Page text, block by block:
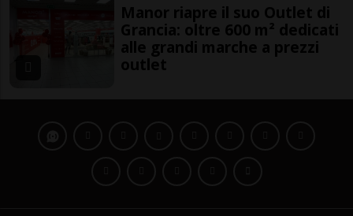
Manor riapre il suo Outlet di
Grancia: oltre 600 m² dedicati
alle grandi marche a prezzi
outlet